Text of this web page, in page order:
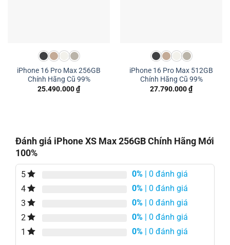
iPhone 16 Pro Max 256GB
Chính Hãng Cũ 99%
25.490.000₫
iPhone 16 Pro Max 512GB
Chính Hãng Cũ 99%
27.790.000₫
Đánh giá iPhone XS Max 256GB Chính Hãng Mới
100%
5 0% | 0 đánh giá
4
0% | 0 đánh giá
3
0% | 0 đánh giá
2
0% | 0 đánh giá
1
0% | 0 đánh giá